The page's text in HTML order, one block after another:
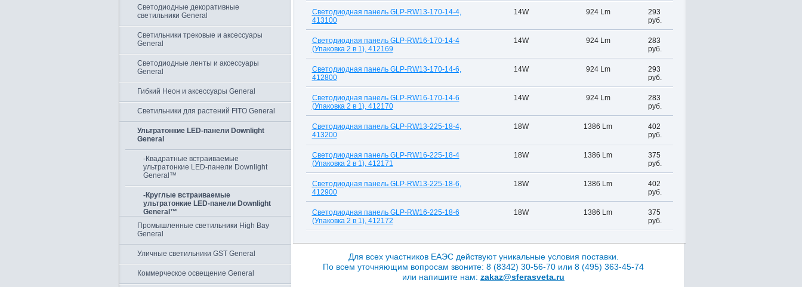
Светодиодные декоративные
светильники General
Светильники трековые и аксессуары
General
Светодиодные ленты и аксессуары
General
Гибкий Неон и аксессуары General
Светильники для растений FITO General
Ультратонкие LED-панели Downlight
General
-Квадратные встраиваемые
ультратонкие LED-панели Downlight
General™
-Круглые встраиваемые
ультратонкие LED-панели Downlight
General™
Промышленные светильники High Bay
General
Уличные светильники GST General
Коммерческое освещение General
Светодиодная панель GLP-RW13-170-14-4,
413100
14W 924 Lm
293
руб.
Светодиодная панель GLP-RW16-170-14-4
(Упаковка 2 в 1), 412169
14W 924 Lm
283
руб.
Светодиодная панель GLP-RW13-170-14-6,
412800
14W 924 Lm
293
руб.
Светодиодная панель GLP-RW16-170-14-6
(Упаковка 2 в 1), 412170
14W 924 Lm
283
руб.
Светодиодная панель GLP-RW13-225-18-4,
413200
18W 1386 Lm
402
руб.
Светодиодная панель GLP-RW16-225-18-4
(Упаковка 2 в 1), 412171
18W 1386 Lm
375
руб.
Светодиодная панель GLP-RW13-225-18-6,
412900
18W 1386 Lm
402
руб.
Светодиодная панель GLP-RW16-225-18-6
(Упаковка 2 в 1), 412172
18W 1386 Lm
375
руб.
Для всех участников ЕАЭС действуют уникальные условия поставки.
По всем уточняющим вопросам звоните: 8 (8342) 30-56-70 или 8 (495) 363-45-74
или напишите нам: zakaz@sferasveta.ru